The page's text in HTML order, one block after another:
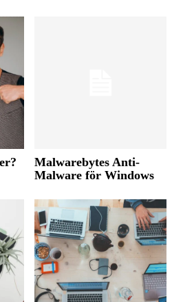
Malwarebytes Anti-
Malware för Windows